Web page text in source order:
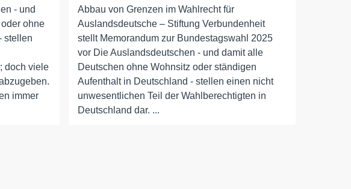
- und
ohne
stellen
doch viele
immer
Abbau von Grenzen im Wahlrecht für
Auslandsdeutsche – Stiftung Verbundenheit
stellt Memorandum zur Bundestagswahl 2025
vor Die Auslandsdeutschen - und damit alle
Deutschen ohne Wohnsitz oder ständigen
Aufenthalt in Deutschland - stellen einen nicht
unwesentlichen Teil der Wahlberechtigten in
Deutschland dar. ...